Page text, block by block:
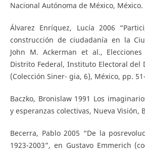
Nacional Autónoma de México, México.
Álvarez Enríquez, Lucía 2006
construcción de ciudadanía en la
John M. Ackerman et al.,
Distrito Federal, Instituto Electoral del
(Colección Siner- gia, 6), México, pp.
Baczko, Bronislaw 1991 Los
y esperanzas colectivas, Nueva Visión,
Becerra, Pablo 2005 “De la
1923-2003”, en Gustavo Emmerich